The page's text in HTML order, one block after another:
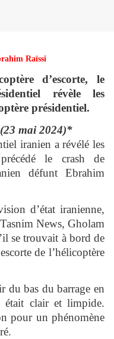
Raïssi
d’escorte, le
révèle les
présidentiel.
(23 mai 2024)*
iranien a révélé les
le crash de
défunt Ebrahim
d’état iranienne,
News, Gholam
se trouvait à bord de
de l’hélicoptère
du bas du barrage en
était clair et limpide.
pour un phénomène